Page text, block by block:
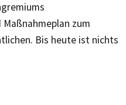
zum
Bis heute ist nichts